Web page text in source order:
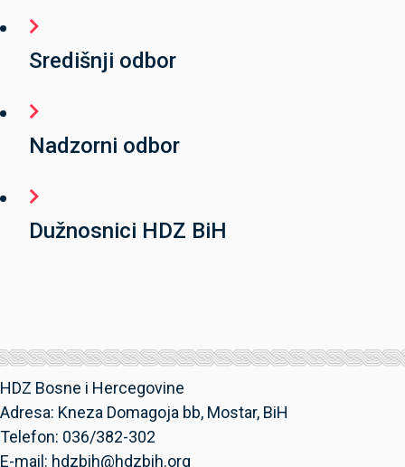
Središnji odbor
Nadzorni odbor
Dužnosnici HDZ BiH
HDZ Bosne i Hercegovine
Adresa: Kneza Domagoja bb, Mostar, BiH
Telefon: 036/382-302
E-mail: hdzbih@hdzbih.org